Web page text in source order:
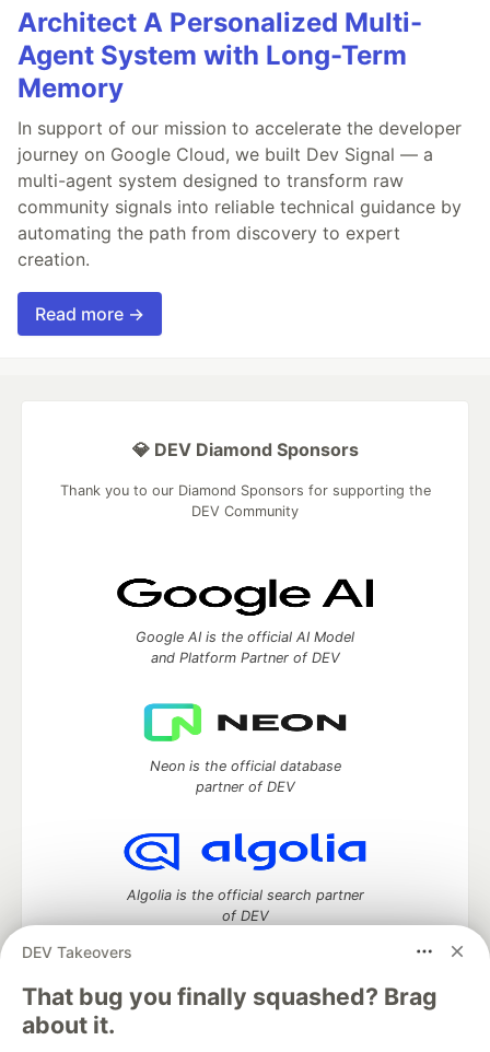
Architect A Personalized Multi-
Agent System with Long-Term
Memory
In support of our mission to accelerate the developer
journey on Google Cloud, we built Dev Signal — a
multi-agent system designed to transform raw
community signals into reliable technical guidance by
automating the path from discovery to expert
creation.
Read more →
DEV Takeovers
That bug you finally squashed? Brag
about it.
💎 DEV Diamond Sponsors
Thank you to our Diamond Sponsors for supporting the
DEV Community
Google AI is the official AI Model
and Platform Partner of DEV
Neon is the official database
partner of DEV
Algolia is the official search partner
of DEV
DEV Community